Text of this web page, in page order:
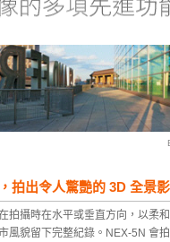
拍出令人驚艷的 3D 全景
拍攝時在水平或垂直方向，以柔
風貌留下完整紀錄。NEX-5N 會